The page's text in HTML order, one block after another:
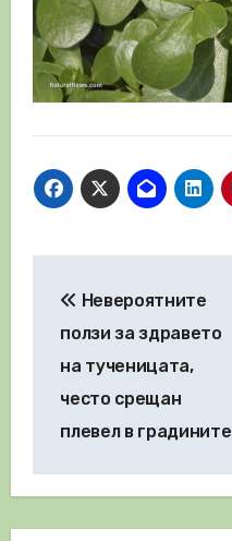
Невероятните
ползи за здравето
на тученицата,
често срещан
плевел в градините